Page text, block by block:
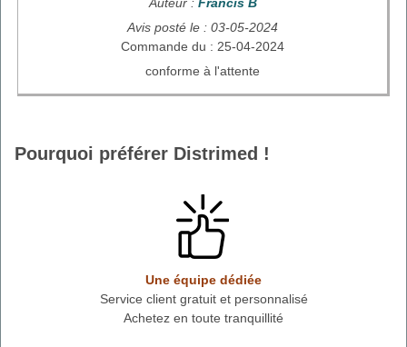
Avis posté le : 03-05-2024
Commande du : 25-04-2024
conforme à l'attente
Pourquoi préférer Distrimed !
Une équipe dédiée
Service client gratuit et personnalisé
Achetez en toute tranquillité